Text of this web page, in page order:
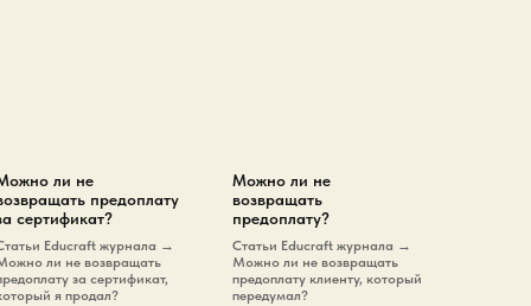
ли не
предоплату
сертификат?
Educraft журнала →
ли не возвращать
за сертификат,
я продал?
Можно ли не
возвращать
предоплату?
Cтатьи Educraft журнала →
Можно ли не возвращать
предоплату клиенту, который
передумал?